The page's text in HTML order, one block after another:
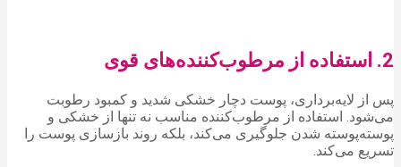
2. استفاده از مرطوب‌کننده‌های قوی
پس از لایه‌برداری، پوست دچار خشکی شدید و کمبود رطوبت
می‌شود. استفاده از مرطوب‌کننده مناسب نه تنها از خشکی و
پوسته‌پوسته شدن جلوگیری می‌کند، بلکه روند بازسازی پوست را
تسریع می‌کند.